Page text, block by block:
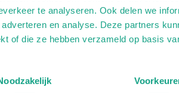
te analyseren. Ook delen we
adverteren en analyse. Deze partners
of die ze hebben verzameld op basis